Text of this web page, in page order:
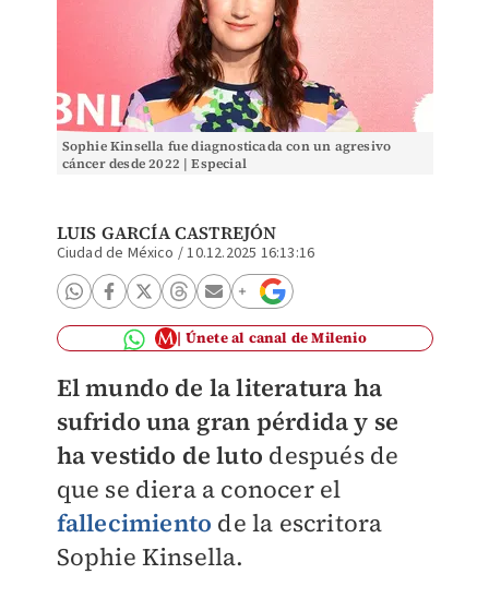
Sophie Kinsella fue diagnosticada con un agresivo
cáncer desde 2022 | Especial
LUIS GARCÍA CASTREJÓN
Ciudad de México /10.12.2025 16:13:16
Únete al canal de Milenio
El mundo de la literatura ha
sufrido una gran pérdida y se
ha vestido de luto después de
que se diera a conocer el
fallecimiento de la escritora
Sophie Kinsella.